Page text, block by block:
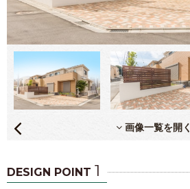
画像一覧を開く
DESIGN POINT 1